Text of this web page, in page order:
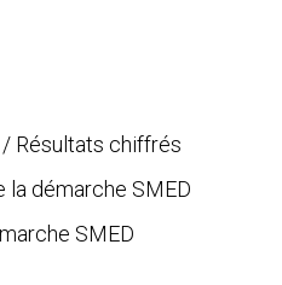
Résultats chiffrés
la démarche SMED
SMED